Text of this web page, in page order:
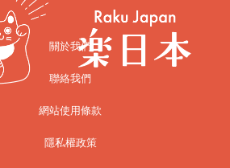
關於我們
聯絡我們
網站使用條款
隱私權政策